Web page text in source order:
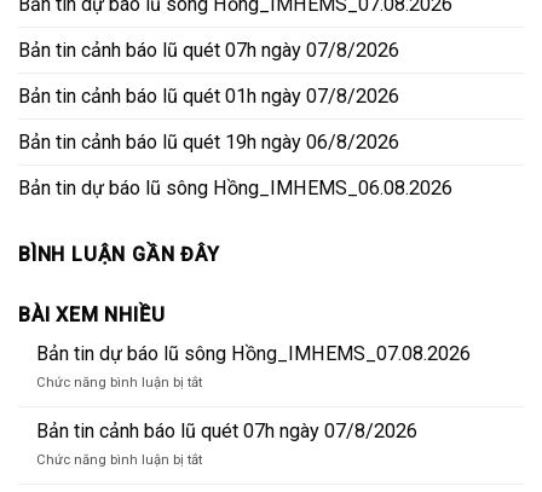
Bản tin cảnh báo lũ quét 07h ngày 07/8/2026
Bản tin cảnh báo lũ quét 01h ngày 07/8/2026
Bản tin cảnh báo lũ quét 19h ngày 06/8/2026
Bản tin dự báo lũ sông Hồng_IMHEMS_06.08.2026
BÌNH LUẬN GẦN ĐÂY
BÀI XEM NHIỀU
Bản tin dự báo lũ sông Hồng_IMHEMS_07.08.2026
Chức năng bình luận bị tắtở
tin
dự
báo
Bản tin cảnh báo lũ quét 07h ngày 07/8/2026
Chức năng bình luận bị tắtở